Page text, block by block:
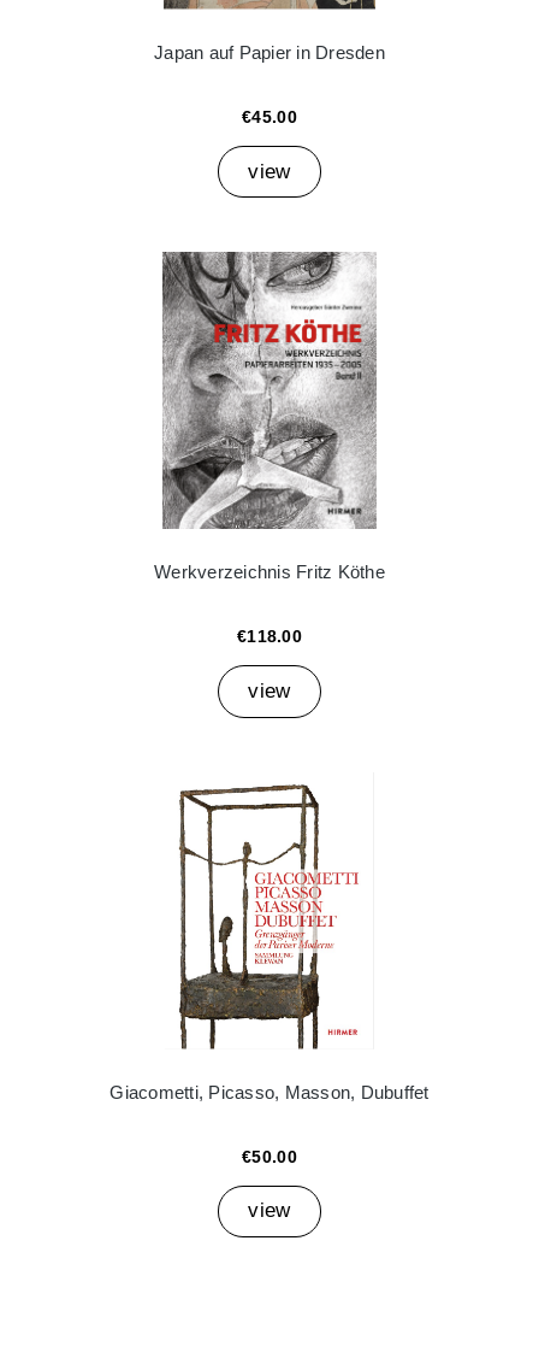
Japan auf Papier in Dresden
€45.00
view
Werkverzeichnis Fritz Köthe
€118.00
view
Giacometti, Picasso, Masson, Dubuffet
€50.00
view